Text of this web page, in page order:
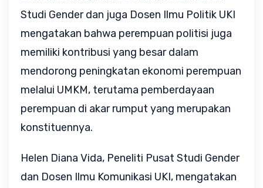
Studi Gender dan juga Dosen Ilmu Politik UKI
mengatakan bahwa perempuan politisi juga
memiliki kontribusi yang besar dalam
mendorong peningkatan ekonomi perempuan
melalui UMKM, terutama pemberdayaan
perempuan di akar rumput yang merupakan
konstituennya.
Helen Diana Vida, Peneliti Pusat Studi Gender
dan Dosen Ilmu Komunikasi UKI, mengatakan